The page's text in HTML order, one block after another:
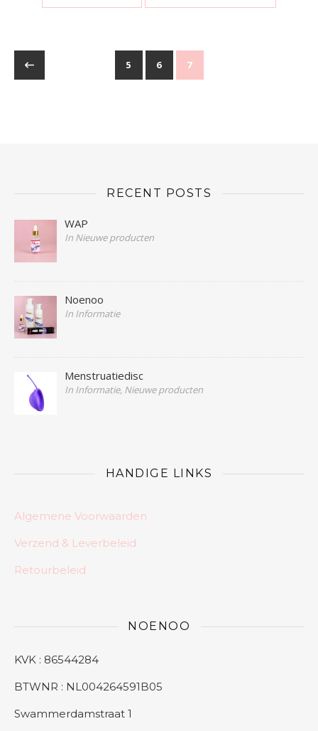
5 6 7
RECENT POSTS
WAP
In Nieuwe producten
Noenoo
In Informatie
Menstruatiedisc
In Informatie, Nieuwe producten
HANDIGE LINKS
Algemene Voorwaarden
Verzend & Leverbeleid
Retourbeleid
NOENOO
KVK : 86544284
BTWNR : NL004264591B05
Swammerdamstraat 1